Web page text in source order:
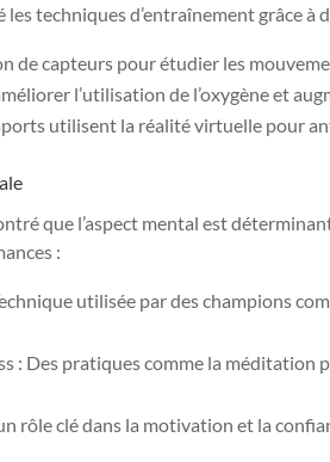
techniques d’entraînement grâce à
de capteurs pour étudier les
l’utilisation de l’oxygène et
utilisent la réalité virtuelle pour
que l’aspect mental est
:
utilisée par des champions
: Des pratiques comme la méditation
rôle clé dans la motivation et la